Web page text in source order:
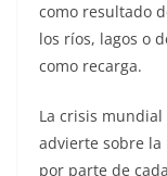
como resultado
los ríos, lagos o
como recarga.
La crisis
advierte sobre la
por parte de